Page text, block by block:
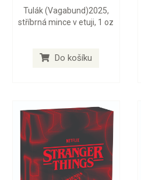
Tulák (Vagabund)2025,
stříbrná mince v etuji, 1 oz
Do košíku